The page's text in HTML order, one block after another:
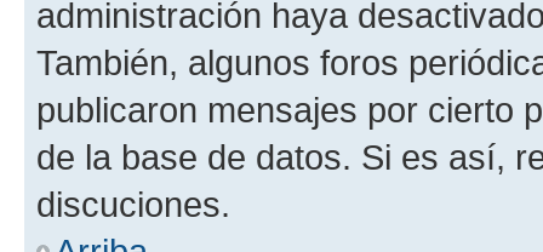
administración haya
También, algunos foros
publicaron mensajes por cierto
de la base de datos. Si es así,
discuciones.